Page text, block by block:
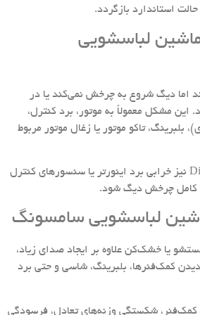
استاندارد بازگردد.
لباسشویی
اما دیگ شروع به چرخش نمی‌کند یا در
این مشکل معمولاً به موتور، برد کنترل،
تاکو موتور یا زغال موتور مربوط
در مدل‌های Digital Inverter نیز خرابی برد اینورتر یا سنسورهای کنترل
کامل چرخش دیگ شود.
لباسشویی سامسونگ
یا خشک‌کن علاوه بر ایجاد صدای زیاد،
کمک‌فنرها، بلبرینگ، شاسی و حتی برد
کمک‌فنر، شکستگی وزنه‌های تعادل، فرسودگی